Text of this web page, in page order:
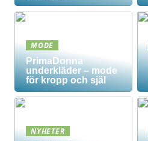
MODE
PrimaDonna
underkläder – mode
för kropp och själ
NYHETER